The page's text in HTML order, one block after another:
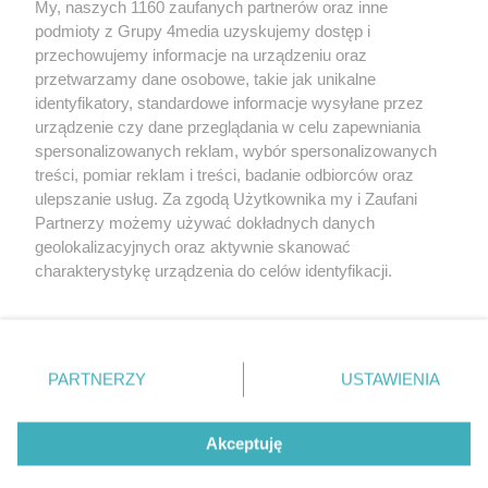
Redakcja Reklama Prywatność
Praca Łódź
the:protocol
Facebook.com
Youtube.com
My, naszych 1160 zaufanych partnerów oraz inne
podmioty z Grupy 4media uzyskujemy dostęp i
przechowujemy informacje na urządzeniu oraz
przetwarzamy dane osobowe, takie jak unikalne
identyfikatory, standardowe informacje wysyłane przez
urządzenie czy dane przeglądania w celu zapewniania
spersonalizowanych reklam, wybór spersonalizowanych
treści, pomiar reklam i treści, badanie odbiorców oraz
ulepszanie usług. Za zgodą Użytkownika my i Zaufani
Partnerzy możemy używać dokładnych danych
geolokalizacyjnych oraz aktywnie skanować
charakterystykę urządzenia do celów identyfikacji.
zmienić/wycofać klikając przycisk ustawień prywatności
znajdujący się w lewym dolnym rogu strony
. Niektóre
użytkownika, ale masz prawo sprzeciwić się takiemu
przetwarzaniu. Preferencje będą miały zastosowania tylko
PARTNERZY USTAWIENIA
Akceptuję